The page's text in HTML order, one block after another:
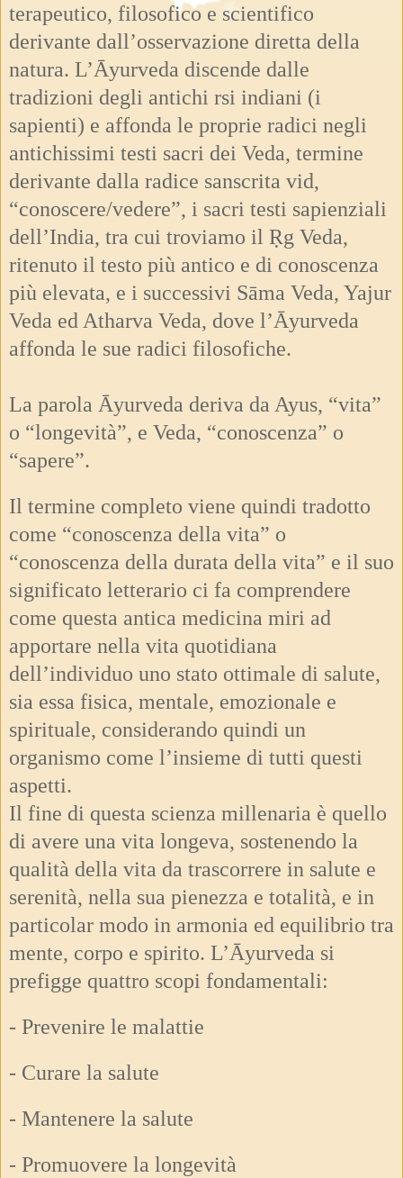
terapeutico, filosofico e scientifico
derivante dall’osservazione diretta della
natura. L’Āyurveda discende dalle
tradizioni degli antichi rsi indiani (i
sapienti) e affonda le proprie radici negli
antichissimi testi sacri dei Veda, termine
derivante dalla radice sanscrita vid,
“conoscere/vedere”, i sacri testi sapienziali
dell’India, tra cui troviamo il Ṛg Veda,
ritenuto il testo più antico e di conoscenza
più elevata, e i successivi Sāma Veda, Yajur
Veda ed Atharva Veda, dove l’Āyurveda
affonda le sue radici filosofiche.
La parola Āyurveda deriva da Ayus, “vita”
o “longevità”, e Veda, “conoscenza” o
“sapere”.
Il termine completo viene quindi tradotto
come “conoscenza della vita” o
“conoscenza della durata della vita” e il suo
significato letterario ci fa comprendere
come questa antica medicina miri ad
apportare nella vita quotidiana
dell’individuo uno stato ottimale di salute,
sia essa fisica, mentale, emozionale e
spirituale, considerando quindi un
organismo come l’insieme di tutti questi
aspetti.
Il fine di questa scienza millenaria è quello
di avere una vita longeva, sostenendo la
qualità della vita da trascorrere in salute e
serenità, nella sua pienezza e totalità, e in
particolar modo in armonia ed equilibrio tra
mente, corpo e spirito. L’Āyurveda si
prefigge quattro scopi fondamentali:
- Prevenire le malattie
- Curare la salute
- Mantenere la salute
- Promuovere la longevità